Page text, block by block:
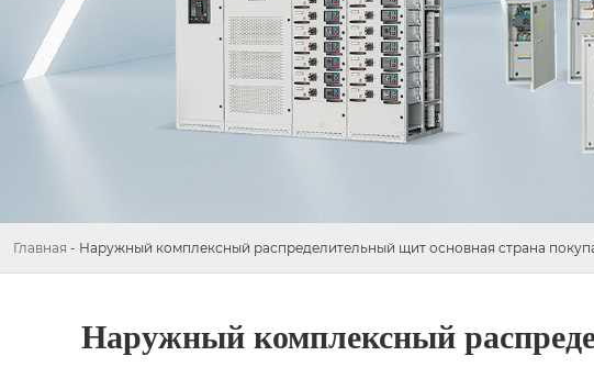
Главная - Наружный комплексный распределительный щит основная страна
Наружный комплексный